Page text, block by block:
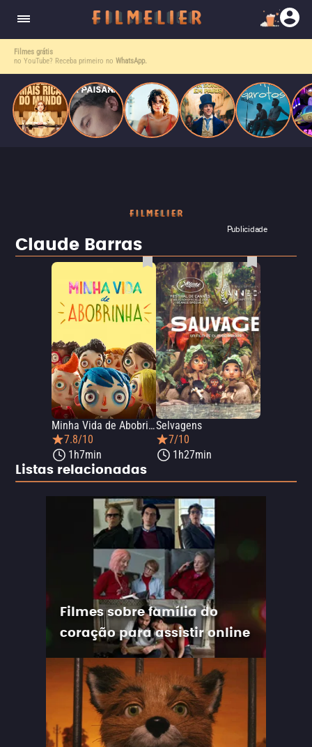
Filmes grátis
no YouTube? Receba primeiro no WhatsApp.
Publicidade
Claude Barras
Minha Vida de Abobrinha
7.8/10
1h7min
Selvagens
7/10
1h27min
Listas relacionadas
Filmes sobre família do
coração para assistir online
do
Mundo